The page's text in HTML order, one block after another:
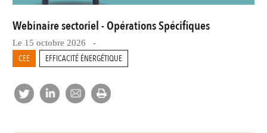
Webinaire sectoriel - Opérations Spécifiques
Le 15 octobre 2026 -
CEE EFFICACITÉ ÉNERGÉTIQUE